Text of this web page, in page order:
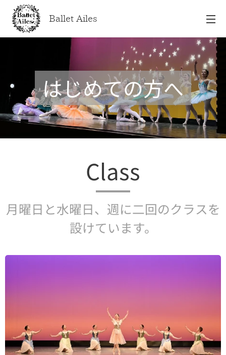
Ballet Ailes
はじめての方へ
Class
月曜日と水曜日、週に二回のクラスを
設けています。